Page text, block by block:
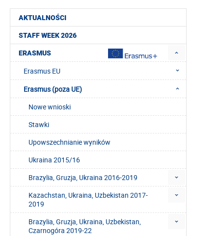
AKTUALNOŚCI
STAFF WEEK 2026
ERASMUS
Erasmus EU
Erasmus (poza UE)
Nowe wnioski
Stawki
Upowszechnianie wyników
Ukraina 2015/16
Brazylia, Gruzja, Ukraina 2016-2019
Kazachstan, Ukraina, Uzbekistan 2017-
2019
Brazylia, Gruzja, Ukraina, Uzbekistan,
Czarnogóra 2019-22